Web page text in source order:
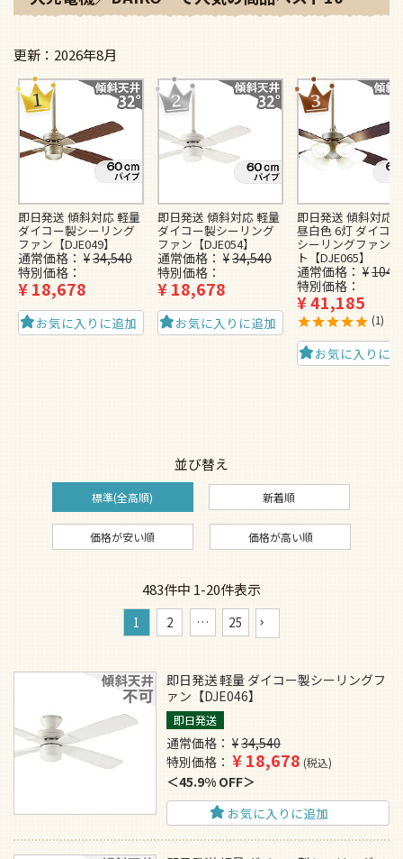
2026年8月
即日発送 傾斜対応 軽量
ダイコー製シーリング
ファン【DJE049】
通常価格 ¥34,540
特別価格
¥18,678
お気に入りに追加
即日発送 傾斜対応 軽量
ダイコー製シーリング
ファン【DJE054】
通常価格 ¥34,540
特別価格
¥18,678
お気に入りに追加
即日発送 傾斜対応
昼白色 6灯 ダイコ
シーリングファン
ト【DJE065】
通常価格 ¥
特別価格
¥41,185
1
お気に入りに
並び替え
標準(全高順) 新着順
価格が安い順 価格が高い順
483件中 1-20件表示
1 2 … 25
即日発送 軽量 ダイコー製シーリングフ
ァン【DJE046】
即日発送
通常価格 ¥34,540
特別価格
¥18,678 税込
45.9% OFF
お気に入りに追加